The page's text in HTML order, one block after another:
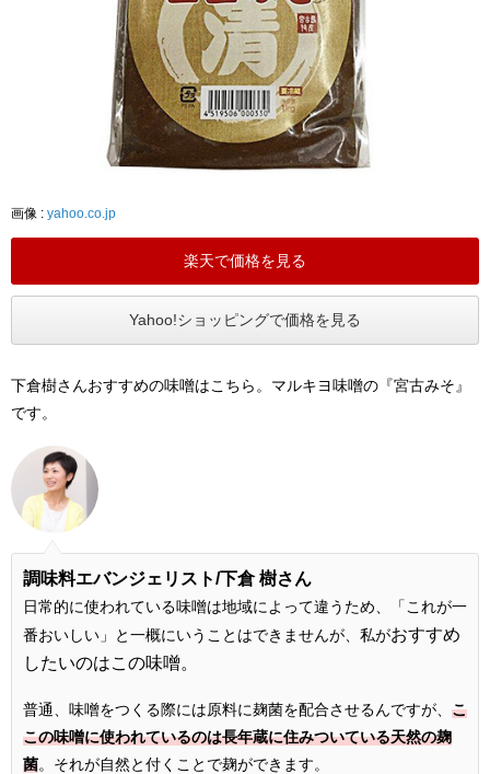
画像 : yahoo.co.jp
楽天で価格を見る
Yahoo!ショッピングで価格を見る
下倉樹さんおすすめの味噌はこちら。マルキヨ味噌の『宮古みそ』
です。
調味料エバンジェリスト/下倉 樹さん
日常的に使われている味噌は地域によって違うため、「これが一
番おいしい」と一概にいうことはできませんが、私がおすすめ
したいのはこの味噌。
普通、味噌をつくる際には原料に麹菌を配合させるんですが、 こ
この味噌に使われているのは長年蔵に住みついている天然の麹
菌。それが自然と付くことで麹ができます。